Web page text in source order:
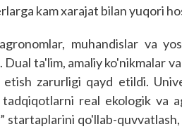
kam xarajat bilan yuqori
muhandislar va
ta'lim, amaliy ko'nikmalar
etish zarurligi qayd etildi.
real ekologik va
startaplarini qo'llab-